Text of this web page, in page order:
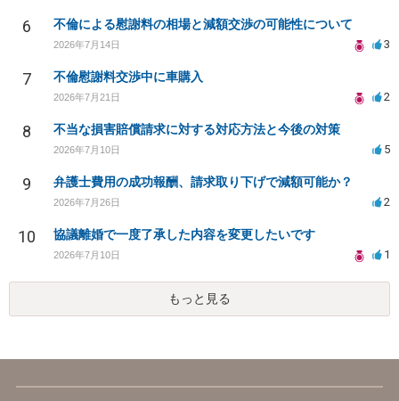
6 不倫による慰謝料の相場と減額交渉の可能性について
2026年7月14日 3
7 不倫慰謝料交渉中に車購入
2026年7月21日 2
8 不当な損害賠償請求に対する対応方法と今後の対策
2026年7月10日 5
9 弁護士費用の成功報酬、請求取り下げで減額可能か？
2026年7月26日 2
10 協議離婚で一度了承した内容を変更したいです
2026年7月10日 1
もっと見る